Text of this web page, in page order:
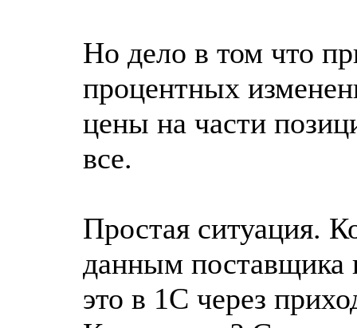
Но дело в том что
процентных
цены на части
все.
Простая ситуация.
данным поставщика
это в 1С через